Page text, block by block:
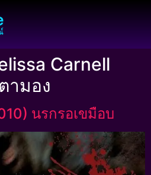
Carnell
ามอง
นรกรอเขมือบ